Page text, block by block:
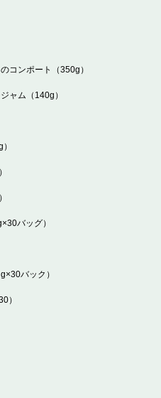
コンポート（350g）
ャム（140g）
バッグ）
バック）
）